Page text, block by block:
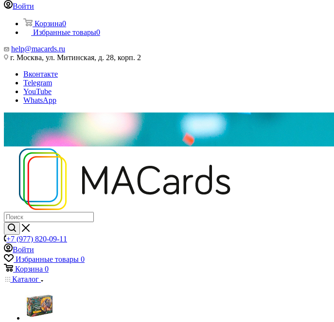
Войти
Корзина0
Избранные товары0
help@macards.ru
г. Москва, ул. Митинская, д. 28, корп. 2
Вконтакте
Telegram
YouTube
WhatsApp
+7 (977) 820-09-11
Войти
Избранные товары 0
Корзина 0
Каталог